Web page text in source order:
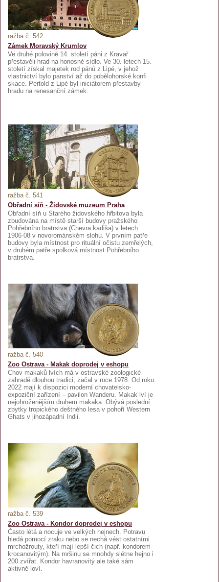
ražba č. 542
Zámek Moravský Krumlov
Ve druhé polovině 14. století páni z Kravař
přestavěli hrad na honosné sídlo. Ve 30. letech 15.
století získal majetek rod pánů z Lipé, v jehož
vlastnictví bylo panství až do pobělohorské konfi
skace. Pertold z Lipé byl iniciátorem přestavby
hradu na renesanční zámek.
ražba č. 541
Obřadní síň - Židovské muzeum Praha
Obřadní síň u Starého židovského hřbitova byla
zbudována na místě starší budovy pražského
Pohřebního bratrstva (Chevra kadiša) v letech
1906-08 v novorománském slohu. V prvním patře
budovy byla místnost pro rituální očistu zemřelých,
v druhém patře spolková místnost Pohřebního
bratrstva.
ražba č. 540
Zoo Ostrava - Makak doprodej v eshopu
Chov makaků lvích má v ostravské zoologické
zahradě dlouhou tradici, začal v roce 1978. Od roku
2022 mají k dispozici moderní chovatelsko-
expoziční zařízení – pavilon Wanderu. Makak lví je
nejohroženějším druhem makaka. Obývá poslední
zbytky tropického deštného lesa v pohoří Western
Ghats v jihozápadní Indii.
ražba č. 539
Zoo Ostrava - Kondor doprodej v eshopu
Často létá a nocuje ve velkých hejnech. Potravu
hledá pomocí zraku nebo se nechá vést ostatními
mrchožrouty, kteří mají lepší čich (např. kondorem
krocanovitým). Na mršinu se mnohdy slétne hejno i
200 zvířat. Kondor havranovitý ale také sám
aktivně loví.